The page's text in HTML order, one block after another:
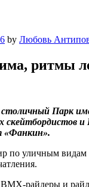
by Любовь
ритмы
столичный Парк
скейтбордистов
«Фанкин».
уличным видам
райдеры и